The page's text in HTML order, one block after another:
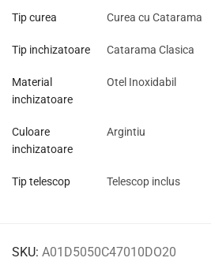
Tip curea Curea cu Catarama
Tip inchizatoare Catarama Clasica
Material
inchizatoare
Otel Inoxidabil
Culoare
inchizatoare
Argintiu
Tip telescop Telescop inclus
SKU: A01D5050C47010DO20